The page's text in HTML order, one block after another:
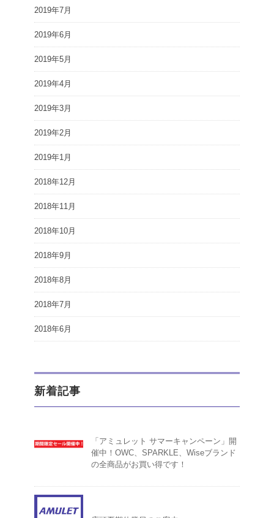
2019年7月
2019年6月
2019年5月
2019年4月
2019年3月
2019年2月
2019年1月
2018年12月
2018年11月
2018年10月
2018年9月
2018年8月
2018年7月
2018年6月
新着記事
「アミュレット サマーキャンペーン」開
催中！OWC、SPARKLE、Wiseブランド
の全商品がお買い得です！